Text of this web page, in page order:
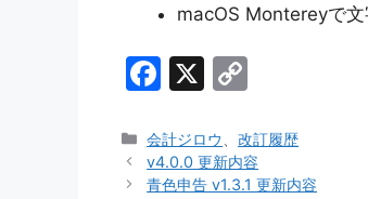
macOS Montereyで文
F
c
e
X
p
y
カ
テ
ゴ
会計ジロウ 、改訂履歴
v4.0.0 更新内容
青色申告 v1.3.1 更新内容